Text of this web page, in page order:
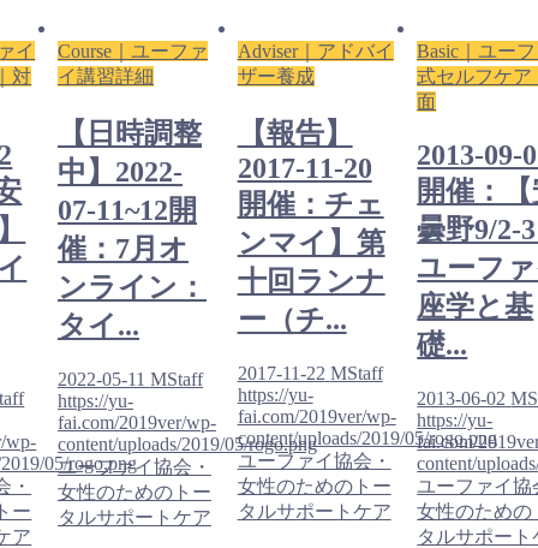
イ
対
wp-
05/rogo.png
・
ー
ア
Course｜ユーファ
イ講習詳細
【日時調整
中】2022-
07-11~12開
催：7月オ
ンライン：
タイ...
2022-05-11 MStaff
https://yu-
fai.com/2019ver/wp-
content/uploads/2019/05/rogo.png
ユーファイ協会・
女性のためのトー
タルサポートケア
Adviser｜アドバイ
ザー養成
【報告】
2017-11-20
開催：チェ
ンマイ】第
十回ランナ
ー（チ...
2017-11-22 MStaff
https://yu-
fai.com/2019ver/wp-
content/uploads/2019/05/rogo.png
ユーファイ協会・
女性のためのトー
タルサポートケア
Basic｜ユー
式セルフケア
面
2013-09-
開催：
曇野9/2-
ユーフ
座学と基
礎...
2013-06-02
https://yu-
fai.com/
content/
ユーファイ協
女性のための
タルサポート